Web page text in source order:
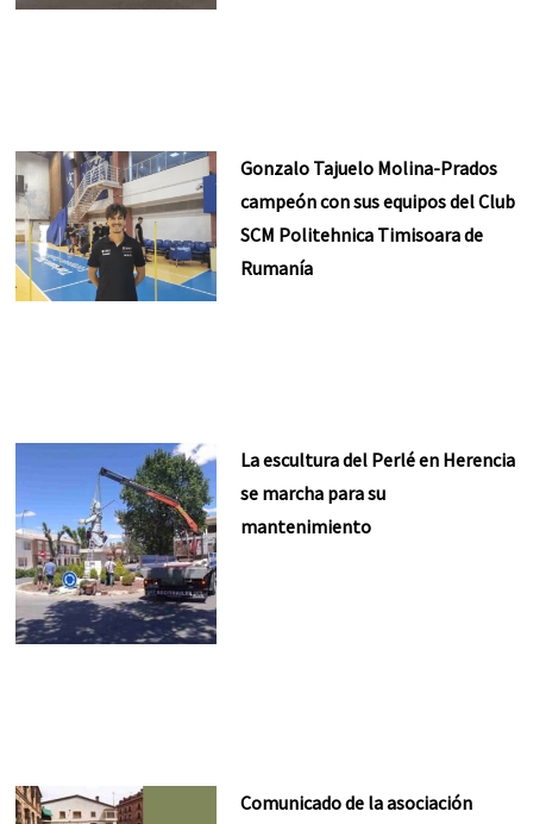
Gonzalo Tajuelo Molina-Prados
campeón con sus equipos del Club
SCM Politehnica Timisoara de
Rumanía
La escultura del Perlé en Herencia
se marcha para su
mantenimiento
Comunicado de la asociación